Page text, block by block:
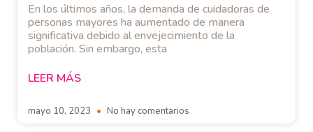
En los últimos años, la demanda de cuidadoras de
personas mayores ha aumentado de manera
significativa debido al envejecimiento de la
población. Sin embargo, esta
LEER MÁS
mayo 10, 2023 No hay comentarios